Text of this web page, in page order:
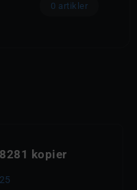
0 artikler
kopier